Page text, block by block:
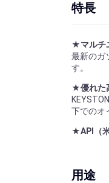
特長
★マルチ
最新のガ
す。
★優れた
下でのオ
★API（
用途